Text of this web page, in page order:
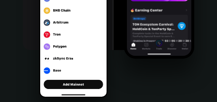
Português (Portugal)
Bahasa Indonesia
Português (Brasil)
Español (Argentina)